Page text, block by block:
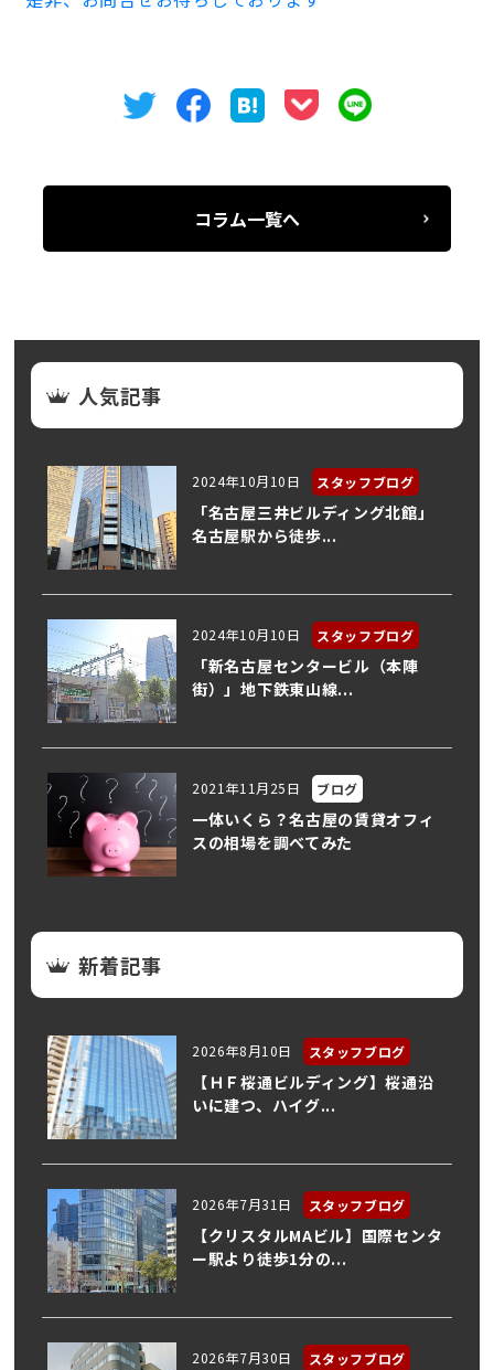
コラム一覧へ
人気記事
2024年10月10日 スタッフブログ
「名古屋三井ビルディング北館」
名古屋駅から徒歩...
2024年10月10日 スタッフブログ
「新名古屋センタービル（本陣
街）」地下鉄東山線...
2021年11月25日 ブログ
一体いくら？名古屋の賃貸オフィ
スの相場を調べてみた
新着記事
2026年8月10日 スタッフブログ
【ＨＦ桜通ビルディング】桜通沿
いに建つ、ハイグ...
2026年7月31日 スタッフブログ
【クリスタルMAビル】国際センタ
ー駅より徒歩1分の...
2026年7月30日 スタッフブログ